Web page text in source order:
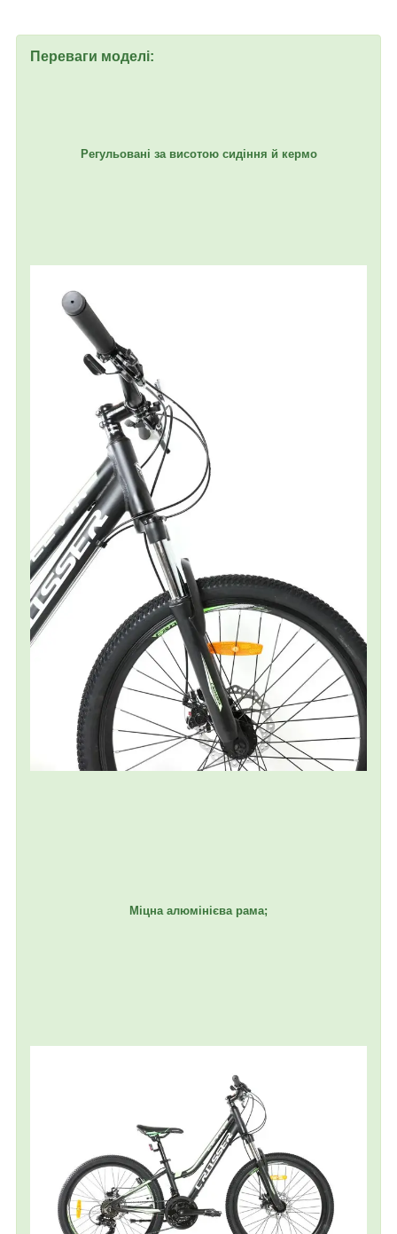
Переваги моделі:
Регульовані за висотою сидіння й кермо
Міцна алюмінієва рама;